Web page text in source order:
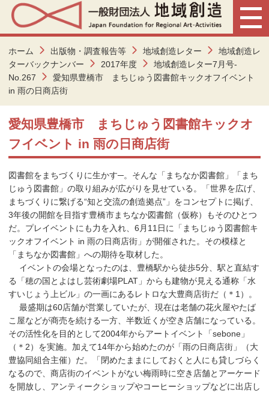
ホーム 出版物・調査報告等 地域創造レター
地域創造レ
ターバックナンバー
2017年度
地域創造レター7月号-
No.267
愛知県豊橋市 まちじゅう図書館キックオフイベント
in 雨の日商店街
愛知県豊橋市 まちじゅう図書館キックオ
フイベント in 雨の日商店街
図書館をまちづくりに生かす─。そんな「まちなか図書館」「まち
じゅう図書館」の取り組みが広がりを見せている。「世界を広げ、
まちづくりに繋げる“知と交流の創造拠点”」をコンセプトに掲げ、
3年後の開館を目指す豊橋市まちなか図書館（仮称）もそのひとつ
だ。プレイベントにも力を入れ、6月11日に「まちじゅう図書館キ
ックオフイベント in 雨の日商店街」が開催された。その模様と
「まちなか図書館」への期待を取材した。
イベントの会場となったのは、豊橋駅から徒歩5分、駅と直結す
る「穂の国とよはし芸術劇場PLAT」からも建物が見える通称「水
すいじょう上ビル」の一画にあるレトロな大豊商店街だ（＊1）。
最盛期は60店舗が営業していたが、現在は老舗の花火屋やたば
こ屋などが商売を続ける一方、半数近くが空き店舗になっている。
その活性化を目的として2004年からアートイベント「sebone」
（＊2）を実施。加えて14年から始めたのが「雨の日商店街」（大
豊協同組合主催）だ。「閉めたままにしておくと人にも貸しづらく
なるので、商店街のイベントがない梅雨時に空き店舗とアーケード
を開放し、アンティークショップやコーヒーショップなどに出店し